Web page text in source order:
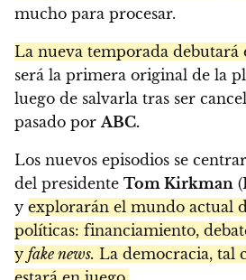
mucho para procesar.
La nueva temporada debutará
será la primera original de la
luego de salvarla tras ser
pasado por ABC.
Los nuevos episodios se
del presidente Tom Kirkman
y explorarán el mundo actual
políticas: financiamiento,
y fake news. La democracia, tal